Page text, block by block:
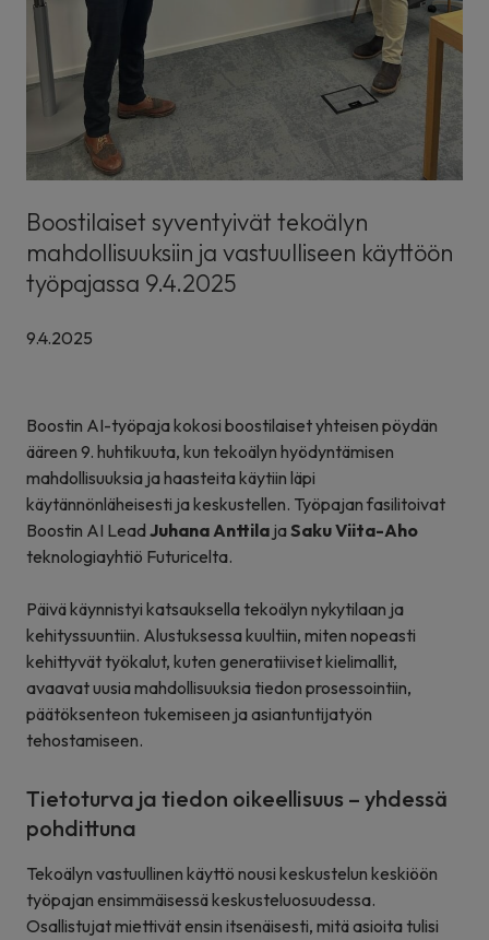
Boostilaiset syventyivät tekoälyn
mahdollisuuksiin ja vastuulliseen käyttöön
työpajassa 9.4.2025
9.4.2025
Boostin AI-työpaja kokosi boostilaiset yhteisen pöydän
ääreen 9. huhtikuuta, kun tekoälyn hyödyntämisen
mahdollisuuksia ja haasteita käytiin läpi
käytännönläheisesti ja keskustellen. Työpajan fasilitoivat
Boostin AI LeadJuhana Anttila jaSaku Viita-Aho
teknologiayhtiö Futuricelta.
Päivä käynnistyi katsauksella tekoälyn nykytilaan ja
kehityssuuntiin. Alustuksessa kuultiin, miten nopeasti
kehittyvät työkalut, kuten generatiiviset kielimallit,
avaavat uusia mahdollisuuksia tiedon prosessointiin,
päätöksenteon tukemiseen ja asiantuntijatyön
tehostamiseen.
Tietoturva ja tiedon oikeellisuus – yhdessä
pohdittuna
Tekoälyn vastuullinen käyttö nousi keskustelun keskiöön
työpajan ensimmäisessä keskusteluosuudessa.
Osallistujat miettivät ensin itsenäisesti, mitä asioita tulisi